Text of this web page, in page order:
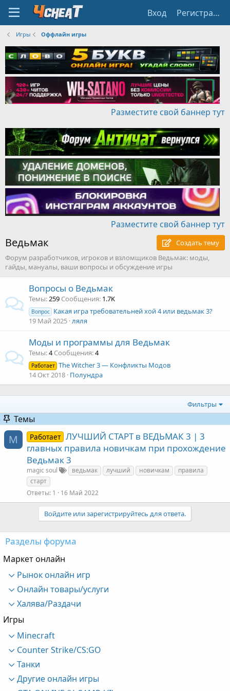
Вход Регистрация
Игры Оффлайн игры
Разместите свой баннер тут
Разместите свой баннер тут
Ведьмак
Создать тему
Форум разработчиков, игроков и взломщиков Ведьмак: моды,
гайды, мануалы, ваши вопросы и обсуждение игры
Вопросы о Ведьмак
Темы 259 Сообщения 1.7K
Вопрос Какая игра требовательней хой 4 или ведьмак 3?
19 Май 2025 ляля
Моды и программы для Ведьмак
Темы 4 Сообщения 4
Работает The Witcher 3 — Конфликты Модов
14 Окт 2018 Полундра
Фильтры
Темы
M Работает ЛУЧШИЙ СТАРТ в ВЕДЬМАК 3 | 3
главных правила новичкам при прохождение
Ведьмак 3
magic soul ведьмак лучший новичкам
правила
старт
Ответы 1 16 Май 2022
Войдите или зарегистрируйтесь для ответа.
Разделы форума
Маркет онлайн
Рынок онлайн игр
Онлайн товары/услуги
Халява/Раздачи
Игры
Minecraft
Counter Strike/CS:GO
Танки
Другие онлайн игры